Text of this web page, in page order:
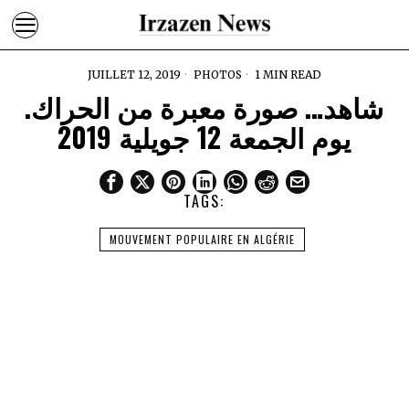
JUILLET 12, 2019 PHOTOS 1 MIN READ
شاهد… صورة معبرة من الحراك.
يوم الجمعة 12 جويلية 2019
TAGS:
MOUVEMENT POPULAIRE EN ALGÉRIE